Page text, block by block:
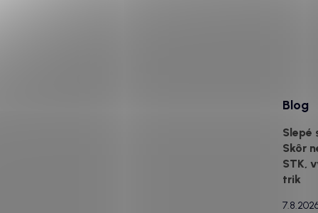
Blog
Slepé
Skôr
STK,
trik